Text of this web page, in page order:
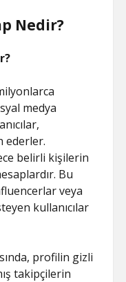
Nedir?
medya
ederler.
belirli kişilerin
Bu
veya
kullanıcılar
profilin gizli
takipçilerin